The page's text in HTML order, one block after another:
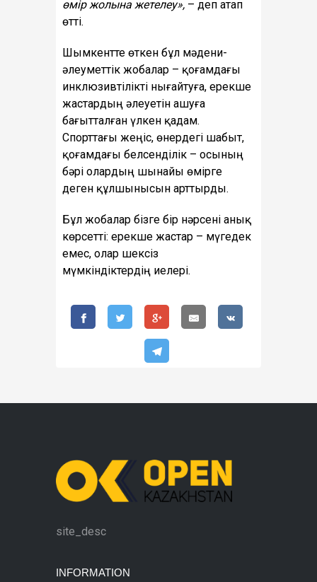
өмір жолына жетелеу», – деп атап
өтті.
Шымкентте өткен бұл мәдени-
әлеуметтік жобалар – қоғамдағы
инклюзивтілікті нығайтуға, ерекше
жастардың әлеуетін ашуға
бағытталған үлкен қадам.
Спорттағы жеңіс, өнердегі шабыт,
қоғамдағы белсенділік – осының
бәрі олардың шынайы өмірге
деген құлшынысын арттырды.
Бұл жобалар бізге бір нәрсені анық
көрсетті: ерекше жастар – мүгедек
емес, олар шексіз
мүмкіндіктердің иелері.
site_desc
INFORMATION